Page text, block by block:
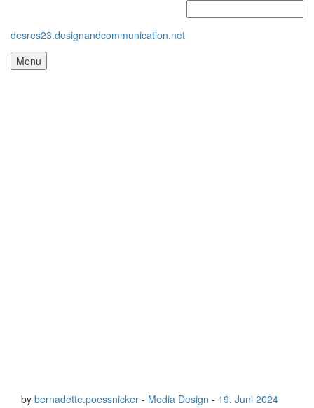
desres23.designandcommunication.net
Menu
by bernadette.poessnicker - Media Design - 19. Juni 2024